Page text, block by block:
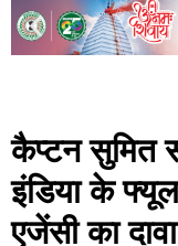
कैप्टन सुमित
इंडिया के
एजेंसी का